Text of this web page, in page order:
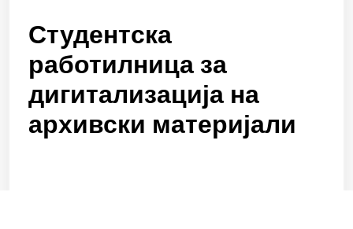
Студентска
работилница за
дигитализација на
архивски материјали